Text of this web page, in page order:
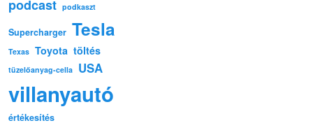
podcast podkaszt
Supercharger Tesla
Texas Toyota töltés
tüzelőanyag-cella USA
villanyautó
értékesítés